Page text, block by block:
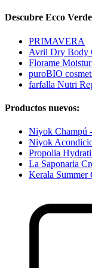
Descubre Ecco
PRIMAVERA
Avril Dry Body
Florame
puroBIO
farfalla Nutri
Productos nuevos:
Niyok Champú
Niyok
Propolia
La Saponaria
Kerala Summer